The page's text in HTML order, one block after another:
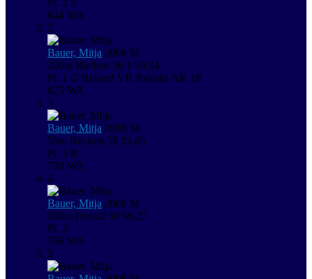
Pl. 2 S
844 WA
2
Bauer, Mitja 2008 M
200m Rücken 50 1:59,34
Pl. 1 G Rekord VR Rekord AK 18
825 WA
3
Bauer, Mitja 2008 M
50m Rücken 50 25,65
Pl. 3 B
799 WA
4
Bauer, Mitja 2008 M
100m Freistil 50 50,27
Pl. 2
786 WA
5